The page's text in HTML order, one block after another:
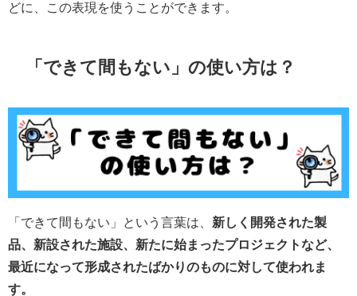
どに、この表現を使うことができます。
「できて間もない」の使い方は？
「できて間もない」という言葉は、 新しく開発された製
品、新設された施設、新たに始まったプロジェクトなど、
最近になって形成されたばかりのものに対して使われま
す。